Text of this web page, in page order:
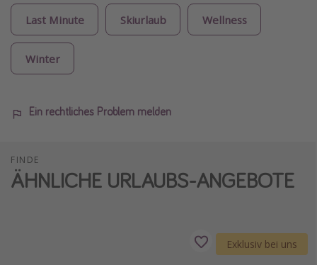
Last Minute Skiurlaub Wellness
Winter
Ein rechtliches Problem melden
FINDE
ÄHNLICHE URLAUBS-ANGEBOTE
Exklusiv bei uns